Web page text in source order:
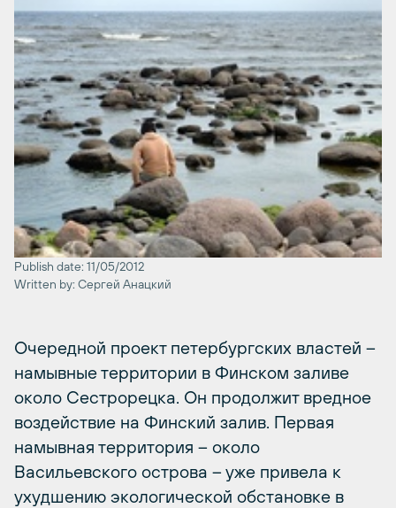
Publish date: 11/05/2012
Written by: Сергей Анацкий
Очередной проект петербургских властей –
намывные территории в Финском заливе
около Сестрорецка. Он продолжит вредное
воздействие на Финский залив. Первая
намывная территория – около
Васильевского острова – уже привела к
ухудшению экологической обстановке в